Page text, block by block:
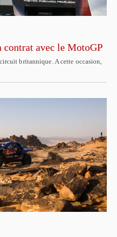
contrat avec le MotoGP
britannique. A cette occasion,